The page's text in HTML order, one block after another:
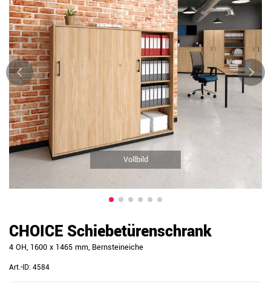
Vollbild
CHOICE Schiebetürenschrank
4 OH, 1600 x 1465 mm, Bernsteineiche
Art.-ID: 4584